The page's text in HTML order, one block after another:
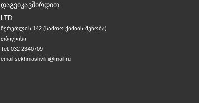
ᲓᲐᲒᲕᲘᲙᲐᲕᲨᲘᲠᲓᲘᲗ
LTD
წერეთლის 142 (სამთო ქიმიის შენობა)
თბილისი
Tel: 032 2340709
email sekhniashvili.i@mail.ru